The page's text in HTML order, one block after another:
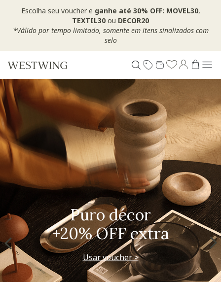
Escolha seu voucher e ganhe até 30% OFF: MOVEL30,
TEXTIL30 ou DECOR20
*Válido por tempo limitado, somente em itens sinalizados com
selo
Curadoria afetiva
Westwing + @_nathaliacandelaria
Vem ver